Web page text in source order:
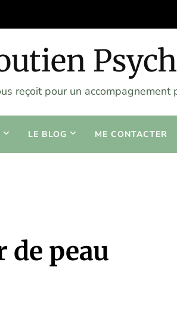
reçoit pour un accompagnement
LE BLOG ME CONTACTER
de peau